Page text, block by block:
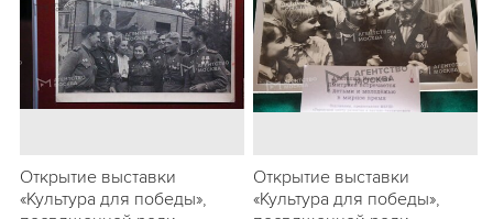
Открытие выставки
«Культура для победы»,
Открытие выставки
«Культура для победы»,